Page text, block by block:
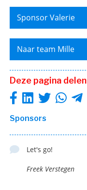
Sponsor Valerie
Naar team Mille
Deze pagina delen
Sponsors
Let's go!
Freek Verstegen